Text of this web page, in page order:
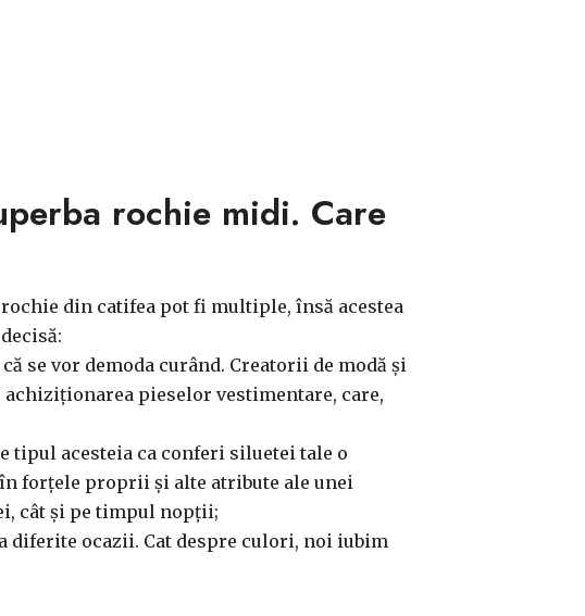
rochie midi. Care
din catifea pot fi multiple, însă acestea
se vor demoda curând. Creatorii de modă și
pieselor vestimentare, care,
tipul acesteia ca conferi siluetei tale o
forțele proprii și alte atribute ale unei
cât și pe timpul nopții;
ocazii. Cat despre culori, noi iubim